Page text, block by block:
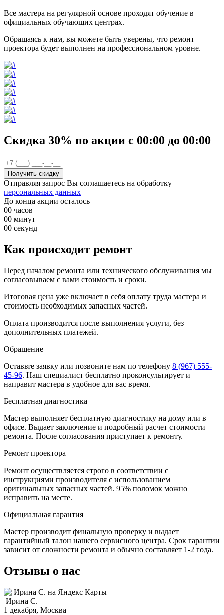
Все мастера на регулярной основе проходят обучение в
официальных обучающих центрах.
Обращаясь к нам, вы можете быть уверены, что ремонт
проектора будет выполнен на профессиональном уровне.
Скидка 30% по акции с 00:00 до 00:00
Отправляя запрос Вы соглашаетесь на обработку
персональных данных
До конца акции осталось
00 часов
00 минут
00 секунд
Как происходит ремонт
Перед началом ремонта или технического обслуживания мы
согласовываем с вами стоимость и сроки.
Итоговая цена уже включает в себя оплату труда мастера и
стоимость необходимых запасных частей.
Оплата производится после выполнения услуги, без
дополнительных платежей.
Обращение
Оставьте заявку или позвоните нам по телефону 8 (967) 555-
45-96. Наш специалист бесплатно проконсультирует и
направит мастера в удобное для вас время.
Бесплатная диагностика
Мастер выполняет бесплатную диагностику на дому или в
офисе. Выдает заключение и подробный расчет стоимости
ремонта. После согласования приступает к ремонту.
Ремонт проектора
Ремонт осуществляется строго в соответствии с
инструкциями производителя с использованием
оригинальных запасных частей. 95% поломок можно
исправить на месте.
Официальная гарантия
Мастер производит финальную проверку и выдает
гарантийный талон нашего сервисного центра. Срок гарантии
зависит от сложности ремонта и обычно составляет 1-2 года.
Отзывы о нас
Ирина С.
1 декабря, Москва